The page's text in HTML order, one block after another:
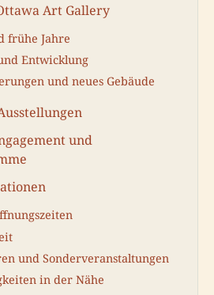
Art Gallery
frühe Jahre
Entwicklung
und neues Gebäude
und
und Sonderveranstaltungen
in der Nähe